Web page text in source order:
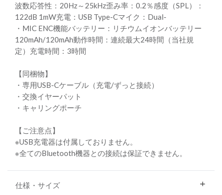
波数応答性：20Hz～25kHz歪み率：0.2％感度（SPL）：
122dB 1mW充電：USB Type-Cマイク：Dual-
・MIC ENC機能バッテリー：リチウムイオンバッテリー
120mAh/120mAh動作時間：連続最大24時間（当社規
定）充電時間：3時間
【同梱物】
・専用USB-Cケーブル（充電/ずっと接続）
・交換イヤーパット
・キャリングポーチ
【ご注意点】
※USB充電器は付属しておりません。
※全てのBluetooth機器との接続は保証できません。
仕様・サイズ